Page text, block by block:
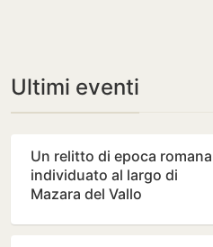
Ultimi eventi
Un relitto di epoca romana
individuato al largo di
Mazara del Vallo